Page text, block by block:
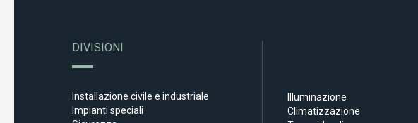
DIVISIONI
Installazione civile e industriale
Impianti speciali
Illuminazione
Climatizzazione